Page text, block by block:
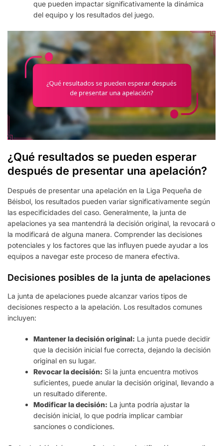
que pueden impactar significativamente la dinámica
del equipo y los resultados del juego.
¿Qué resultados se pueden esperar
después de presentar una apelación?
Después de presentar una apelación en la Liga Pequeña de
Béisbol, los resultados pueden variar significativamente según
las especificidades del caso. Generalmente, la junta de
apelaciones ya sea mantendrá la decisión original, la revocará o
la modificará de alguna manera. Comprender las decisiones
potenciales y los factores que las influyen puede ayudar a los
equipos a navegar este proceso de manera efectiva.
Decisiones posibles de la junta de apelaciones
La junta de apelaciones puede alcanzar varios tipos de
decisiones respecto a la apelación. Los resultados comunes
incluyen:
Mantener la decisión original: La junta puede decidir
que la decisión inicial fue correcta, dejando la decisión
original en su lugar.
Revocar la decisión: Si la junta encuentra motivos
suficientes, puede anular la decisión original, llevando a
un resultado diferente.
Modificar la decisión: La junta podría ajustar la
decisión inicial, lo que podría implicar cambiar
sanciones o condiciones.